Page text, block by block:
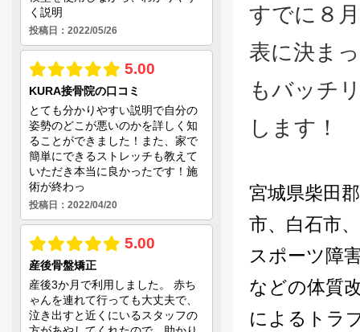
すでに８
表に決ま
もバッチ
します！
宮城県柴田
市、白石市
スポーツ障
などの体質
によるトラ